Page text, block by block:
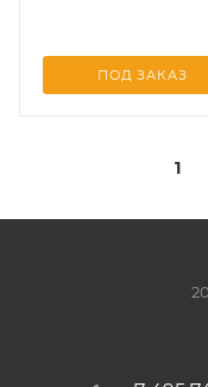
ПОД ЗАКАЗ
1